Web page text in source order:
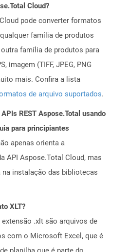
Cloud?
pode converter formatos
família de produtos
família de produtos para
imagem (TIFF, JPEG, PNG
mais. Confira a lista
de arquivo suportados.
REST Aspose.Total usando
para principiantes
apenas orienta a
API Aspose.Total Cloud, mas
na instalação das bibliotecas
XLT?
.xlt são arquivos de
com o Microsoft Excel, que é